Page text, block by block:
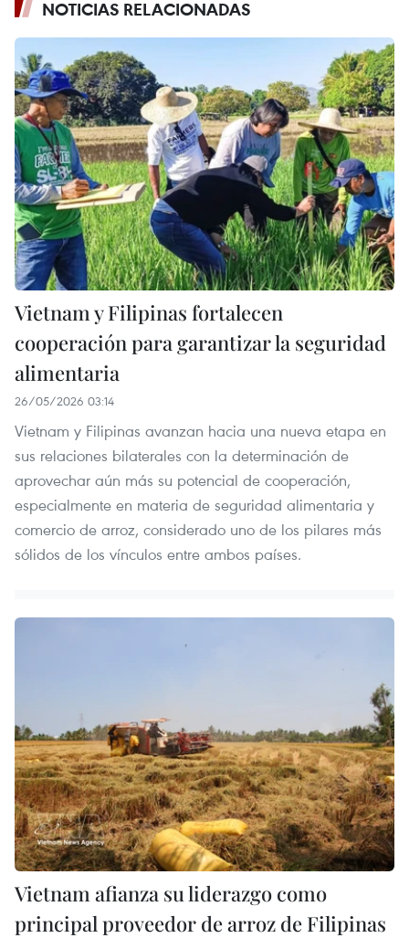
NOTICIAS RELACIONADAS
Vietnam y Filipinas fortalecen
cooperación para garantizar la seguridad
alimentaria
26/05/2026 03:14
Vietnam y Filipinas avanzan hacia una nueva etapa en
sus relaciones bilaterales con la determinación de
aprovechar aún más su potencial de cooperación,
especialmente en materia de seguridad alimentaria y
comercio de arroz, considerado uno de los pilares más
sólidos de los vínculos entre ambos países.
Vietnam afianza su liderazgo como
principal proveedor de arroz de Filipinas